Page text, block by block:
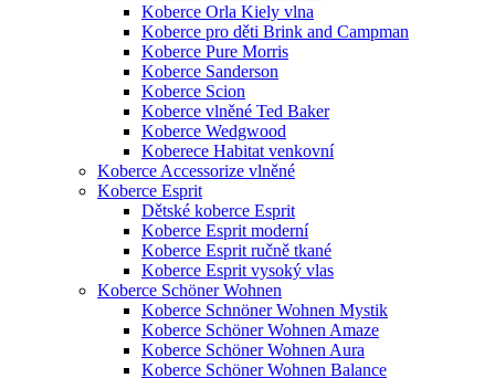
Koberce Orla Kiely vlna
Koberce pro děti Brink and Campman
Koberce Pure Morris
Koberce Sanderson
Koberce Scion
Koberce vlněné Ted Baker
Koberce Wedgwood
Koberece Habitat venkovní
Koberce Accessorize vlněné
Koberce Esprit
Dětské koberce Esprit
Koberce Esprit moderní
Koberce Esprit ručně tkané
Koberce Esprit vysoký vlas
Koberce Schöner Wohnen
Koberce Schnöner Wohnen Mystik
Koberce Schöner Wohnen Amaze
Koberce Schöner Wohnen Aura
Koberce Schöner Wohnen Balance